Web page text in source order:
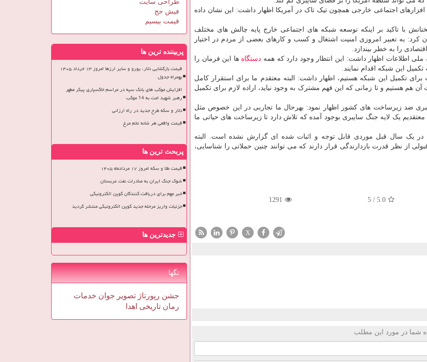
اجتماعی خارجی همچون تیک تاک در آمریکا اظهار داشت: این نشان داده
با تاکید بر اینکه توسعه شبکه های اجتماعی خارج پایه چالش های مختلف
کرد: به تعبیر امروزی امنیت اشتغال و کسب و کارهای بعضی از مردم در اختیار
را به خطر بیندازد.
اطلاعات اظهار داشت: این انتظار وجود دارد که همه دستگاه ها این فرمان را
این شبکه اقدام نمایند.
برای تکمیل این شبکه هستیم، اظهار داشت: البته معتقدم ما برای استقرار کامل
هستیم و تا زمانی که این فهم مشترک به وجود نیاید، اراده لازم برای تکمیل
ضد زیرساخت های کشور اظهار نمود: بهرحال ما تجاربی در این خصوص مثل
یک لایه جنگ سایبری بوجود آمده که تلاش دارد تا زیرساخت های حیاتی ما
یک سال قبل موردی قابل توجه و اثبات شده ای گزارش نشده است. البته
از نظر قدرت بازدارندگی قرار دارند که می توانند چنین حملاتی را شناسایی،
5.0
/
5
1291
X
شما در مورد این مطلب
طراحی سایت
فیش حج
قیمت بیسیم
پربیننده ترین ها
قیمت بازگشایی دلار، یورو و سایر ارزها امروز ۱۳ خرداد ۱۴۰۵
بهمراه جدول
افزایش موکب های بانک سپه در مراسم خاکسپاری پیکر مطهر
رهبر شهید امت به 14 موکب
دلار و سکه طرح جدید در راه ارزانی
قیمت واقعی هر شانه تخم مرغ
پربحث ترین ها
قیمت طلا و سکه امروز ۱۷ مردادماه ۱۴۰۵
شوک جنگ ایران به صادرات نفت عربستان
خبر مهم برای دریافت کنندگان کوپن الکترونیکی
جزئیات واریز مرحله جدید کوپن الکترونیکی منتشر گردید
جدیدترین ها
تگها
جشن رپورتاژ تصویر جوان خدمات
رمان تاریخی اهدا